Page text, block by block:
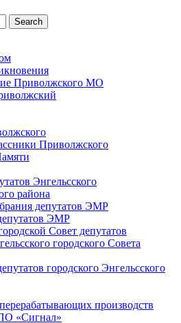
Приволжского МО
Приволжского
Энгельсского
района
депутатов ЭМР
ЭМР
Совет депутатов
городского Совета
городского Энгельсского
производств
«Сигнал»